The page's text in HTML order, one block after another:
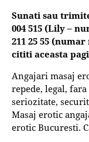
Sunati sau
004 515 (Lily –
211 25 55
cititi aceasta
Angajari masaj
repede, legal,
seriozitate,
Masaj erotic
erotic Bucuresti.